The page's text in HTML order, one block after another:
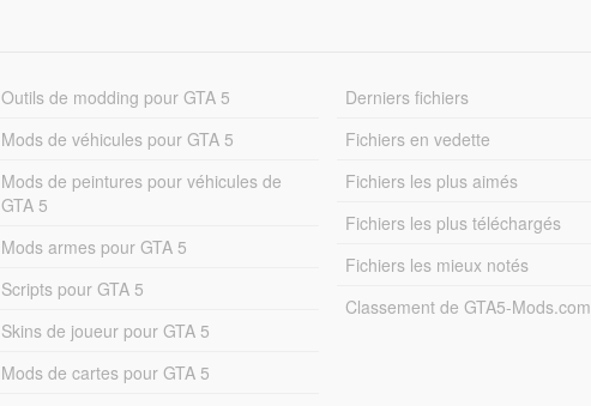
Outils de modding pour GTA 5
Mods de véhicules pour GTA 5
Mods de peintures pour véhicules de
GTA 5
Mods armes pour GTA 5
Scripts pour GTA 5
Skins de joueur pour GTA 5
Mods de cartes pour GTA 5
Derniers fichiers
Fichiers en vedette
Fichiers les plus aimés
Fichiers les plus téléchargés
Fichiers les mieux notés
Classement de GTA5-Mods.com